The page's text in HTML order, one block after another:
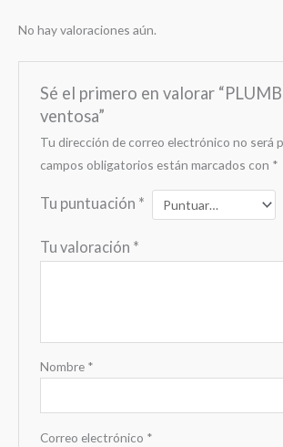
No hay valoraciones aún.
Sé el primero en valorar
ventosa”
Tu dirección de correo electrónico no será
campos obligatorios están marcados con *
Tu puntuación *
Tu valoración *
Nombre *
Correo electrónico *